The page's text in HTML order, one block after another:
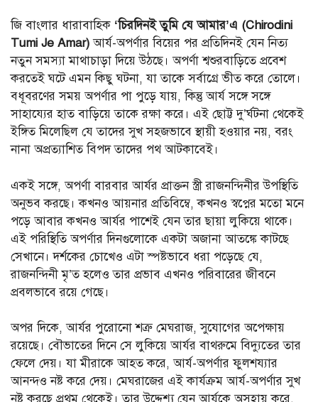
জি বাংলার ধারাবাহিক ‘চিরদিনই তুমি যে আমার’এ (Chirodini
Tumi Je Amar)আর্য-অপর্ণার বিয়ের পর প্রতিদিনই যেন নিত্য
নতুন সমস্যা মাথাচাড়া দিয়ে উঠছে। অপর্ণা শ্বশুরবাড়িতে প্রবেশ
করতেই ঘটে এমন কিছু ঘটনা, যা তাকে সর্বাগ্রে ভীত করে তোলে।
বধূবরণের সময় অপর্ণার পা পুড়ে যায়, কিন্তু আর্য সঙ্গে সঙ্গে
সাহায্যের হাত বাড়িয়ে তাকে রক্ষা করে। এই ছোট্ট দু’র্ঘটনা থেকেই
ইঙ্গিত মিলেছিল যে তাদের সুখ সহজভাবে স্থায়ী হওয়ার নয়, বরং
নানা অপ্রত্যাশিত বিপদ তাদের পথ আটকাবেই।
একই সঙ্গে, অপর্ণা বারবার আর্যর প্রাক্তন স্ত্রী রাজনন্দিনীর উপস্থিতি
অনুভব করছে। কখনও আয়নার প্রতিবিম্বে, কখনও স্বপ্নের মতো মনে
পড়ে আবার কখনও আর্যর পাশেই যেন তার ছায়া লুকিয়ে থাকে।
এই পরিস্থিতি অপর্ণার দিনগুলোকে একটা অজানা আতঙ্কে কাটছে
সেখানে। দর্শকের চোখেও এটা স্পষ্টভাবে ধরা পড়েছে যে,
রাজনন্দিনী মৃ’ত হলেও তার প্রভাব এখনও পরিবারের জীবনে
প্রবলভাবে রয়ে গেছে।
অপর দিকে, আর্যর পুরোনো শত্রু মেঘরাজ, সুযোগের অপেক্ষায়
রয়েছে। বৌভাতের দিনে সে লুকিয়ে আর্যর বাথরুমে বিদ্যুতের তার
ফেলে দেয়। যা মীরাকে আহত করে, আর্য-অপর্ণার ফুলশয্যার
আনন্দও নষ্ট করে দেয়। মেঘরাজের এই কার্যক্রম আর্য-অপর্ণার সুখ